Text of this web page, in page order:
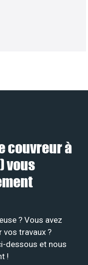
couvreur à
vous
? Vous avez
vos travaux ?
dessous et nous
!